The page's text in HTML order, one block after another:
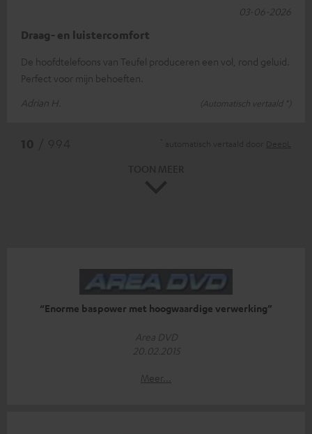
Draag- en luistercomfort
De hoofdtelefoons van Teufel produceren een vol, rond geluid.
Perfect voor mijn behoeften.
Adrian H.
(Automatisch vertaald *)
03-06-2026
“Enorme baspower met hoogwaardige verwerking”
Area DVD
20.02.2015
Meer...